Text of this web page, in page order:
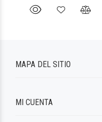
MAPA DEL SITIO
MI CUENTA